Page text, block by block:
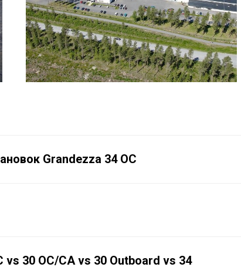
Grandezza 34 OC
30 OC/CA vs 30 Outboard vs 34